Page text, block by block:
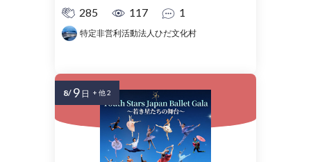
285
117 1
特定非営利活動法人ひだ文化村
8/ 9 日 + 他 2